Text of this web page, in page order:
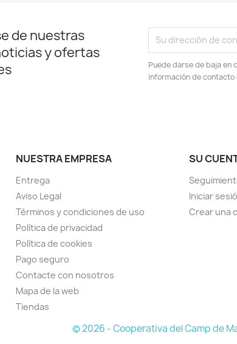
de nuestras
y ofertas
Puede darse de baja en
información de contacto
NUESTRA EMPRESA
Entrega
Aviso Legal
Términos y condiciones de uso
Política de privacidad
Política de cookies
Pago seguro
Contacte con nosotros
Mapa de la web
Tiendas
SU
Iniciar
Crear una
© 2026 - Cooperativa del Camp de